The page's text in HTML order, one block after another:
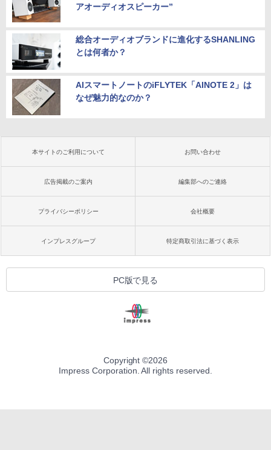
アオーディオスピーカー”
総合オーディオブランドに進化するSHANLING
とは何者か？
AIスマートノートのiFLYTEK「AINOTE 2」は
なぜ魅力的なのか？
本サイトのご利用について お問い合わせ
広告掲載のご案内 編集部へのご連絡
プライバシーポリシー 会社概要
インプレスグループ 特定商取引法に基づく表示
PC版で見る
Copyright ©2026
Impress Corporation. All rights reserved.